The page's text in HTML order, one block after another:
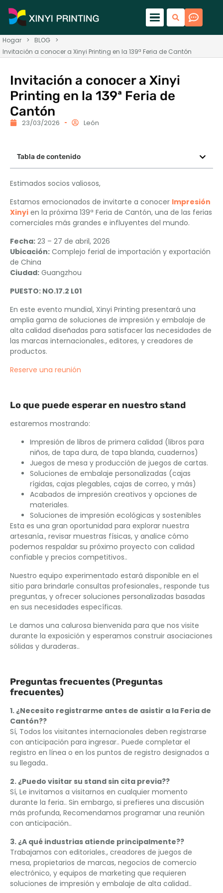
Hogar > BLOG
>
Invitación a conocer a Xinyi Printing en la 139ª Feria de Cantón
Invitación a conocer a Xinyi
Printing en la 139ª Feria de
Cantón
23/03/2026 León
Tabla de contenido
Estimados socios valiosos,
Estamos emocionados de invitarte a conocer Impresión
Xinyi en la próxima 139ª Feria de Cantón, una de las ferias
comerciales más grandes e influyentes del mundo.
Fecha: 23 – 27 de abril, 2026
Ubicación: Complejo ferial de importación y exportación
de China
Ciudad: Guangzhou
PUESTO: NO.17.2 L01
En este evento mundial, Xinyi Printing presentará una
amplia gama de soluciones de impresión y embalaje de
alta calidad diseñadas para satisfacer las necesidades de
las marcas internacionales., editores, y creadores de
productos.
Reserve una reunión
Lo que puede esperar en nuestro stand
estaremos mostrando:
Impresión de libros de primera calidad (libros para
niños, de tapa dura, de tapa blanda, cuadernos)
Juegos de mesa y producción de juegos de cartas.
Soluciones de embalaje personalizadas (cajas
rígidas, cajas plegables, cajas de correo, y más)
Acabados de impresión creativos y opciones de
materiales.
Soluciones de impresión ecológicas y sostenibles
Esta es una gran oportunidad para explorar nuestra
artesanía., revisar muestras físicas, y analice cómo
podemos respaldar su próximo proyecto con calidad
confiable y precios competitivos..
Nuestro equipo experimentado estará disponible en el
sitio para brindarle consultas profesionales., responde tus
preguntas, y ofrecer soluciones personalizadas basadas
en sus necesidades específicas.
Le damos una calurosa bienvenida para que nos visite
durante la exposición y esperamos construir asociaciones
sólidas y duraderas..
Preguntas frecuentes (Preguntas
frecuentes)
1. ¿Necesito registrarme antes de asistir a la Feria de
Cantón??
Sí, Todos los visitantes internacionales deben registrarse
con anticipación para ingresar.. Puede completar el
registro en línea o en los puntos de registro designados a
su llegada..
2. ¿Puedo visitar su stand sin cita previa??
Sí, Le invitamos a visitarnos en cualquier momento
durante la feria.. Sin embargo, si prefieres una discusión
más profunda, Recomendamos programar una reunión
con anticipación..
3. ¿A qué industrias atiende principalmente??
Trabajamos con editoriales., creadores de juegos de
mesa, propietarios de marcas, negocios de comercio
electrónico, y equipos de marketing que requieren
soluciones de impresión y embalaje de alta calidad..